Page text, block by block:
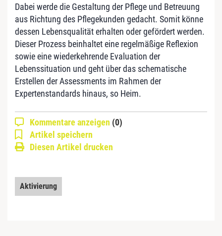
Dabei werde die Gestaltung der Pflege und Betreuung
aus Richtung des Pflegekunden gedacht. Somit könne
dessen Lebensqualität erhalten oder gefördert werden.
Dieser Prozess beinhaltet eine regelmäßige Reflexion
sowie eine wiederkehrende Evaluation der
Lebenssituation und geht über das schematische
Erstellen der Assessments im Rahmen der
Expertenstandards hinaus, so Heim.
Kommentare anzeigen (0)
Artikel speichern
Diesen Artikel drucken
Aktivierung